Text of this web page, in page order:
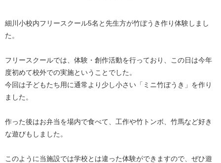
細川小校内フリースクール5名と先生方が竹ぼうき作り体験しまし
た。
フリースクールでは、体験・創作活動を行っており、この日は今年
度初めて校外での実施ということでした。
今回は子どもたち用に通常より少し小さい「ミニ竹ぼうき」を作り
ました。
作った後はお弁当を場内で食べて、工作や竹トンボ、竹馬など好き
な遊びもしました。
このように当施設では学校とは違った体験ができますので、ぜひ遊